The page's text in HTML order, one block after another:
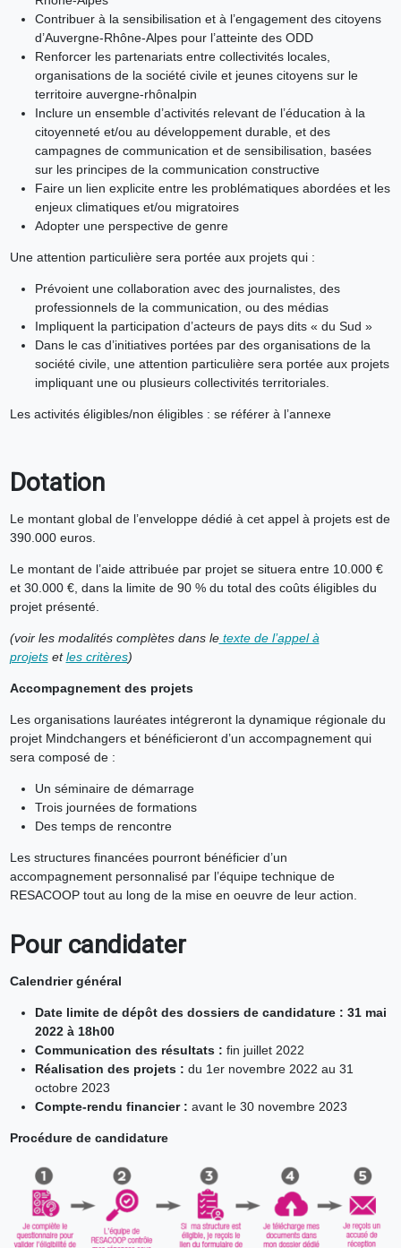
Contribuer à la sensibilisation et à l’engagement des citoyens
d’Auvergne-Rhône-Alpes pour l’atteinte des ODD
Renforcer les partenariats entre collectivités locales,
organisations de la société civile et jeunes citoyens sur le
territoire auvergne-rhônalpin
Inclure un ensemble d’activités relevant de l’éducation à la
citoyenneté et/ou au développement durable, et des
campagnes de communication et de sensibilisation, basées
sur les principes de la communication constructive
Faire un lien explicite entre les problématiques abordées et les
enjeux climatiques et/ou migratoires
Adopter une perspective de genre
Une attention particulière sera portée aux projets qui :
Prévoient une collaboration avec des journalistes, des
professionnels de la communication, ou des médias
Impliquent la participation d’acteurs de pays dits « du Sud »
Dans le cas d’initiatives portées par des organisations de la
société civile, une attention particulière sera portée aux projets
impliquant une ou plusieurs collectivités territoriales.
Les activités éligibles/non éligibles : se référer à l’annexe
Dotation
Le montant global de l’enveloppe dédié à cet appel à projets est de
390.000 euros.
Le montant de l’aide attribuée par projet se situera entre 10.000 €
et 30.000 €, dans la limite de 90 % du total des coûts éligibles du
projet présenté.
(voir les modalités complètes dans letexte de l’appel à
projetsetles critères)
Accompagnement des projets
Les organisations lauréates intégreront la dynamique régionale du
projet Mindchangers et bénéficieront d’un accompagnement qui
sera composé de :
Un séminaire de démarrage
Trois journées de formations
Des temps de rencontre
Les structures financées pourront bénéficier d’un
accompagnement personnalisé par l’équipe technique de
RESACOOP tout au long de la mise en oeuvre de leur action.
Pour candidater
Calendrier général
Date limite de dépôt des dossiers de candidature : 31 mai
2022 à 18h00
Communication des résultats : fin juillet 2022
Réalisation des projets : du 1er novembre 2022 au 31
octobre 2023
Compte-rendu financier : avant le 30 novembre 2023
Procédure de candidature